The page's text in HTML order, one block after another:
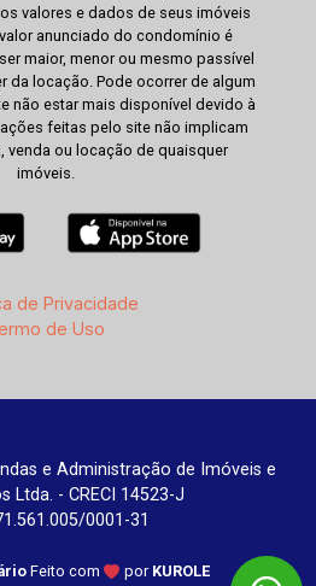
valores e dados de seus imóveis
anunciado do condomínio é
maior, menor ou mesmo passível
da locação. Pode ocorrer de algum
não estar mais disponível devido à
feitas pelo site não implicam
venda ou locação de quaisquer
imóveis.
de Privacidade
de Uso
e Administração de Imóveis e
Ltda. - CRECI 14523-J
0001-31
Feito com por KUROLE